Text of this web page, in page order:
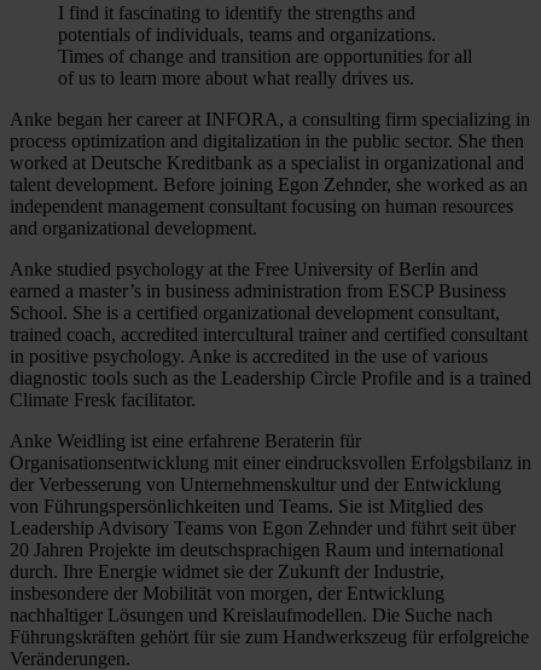
I find it fascinating to identify the strengths and
potentials of individuals, teams and organizations.
Times of change and transition are opportunities for all
of us to learn more about what really drives us.
Anke began her career at INFORA, a consulting firm specializing in
process optimization and digitalization in the public sector. She then
worked at Deutsche Kreditbank as a specialist in organizational and
talent development. Before joining Egon Zehnder, she worked as an
independent management consultant focusing on human resources
and organizational development.
Anke studied psychology at the Free University of Berlin and
earned a master’s in business administration from ESCP Business
School. She is a certified organizational development consultant,
trained coach, accredited intercultural trainer and certified consultant
in positive psychology. Anke is accredited in the use of various
diagnostic tools such as the Leadership Circle Profile and is a trained
Climate Fresk facilitator.
Anke Weidling ist eine erfahrene Beraterin für
Organisationsentwicklung mit einer eindrucksvollen Erfolgsbilanz in
der Verbesserung von Unternehmenskultur und der Entwicklung
von Führungspersönlichkeiten und Teams. Sie ist Mitglied des
Leadership Advisory Teams von Egon Zehnder und führt seit über
20 Jahren Projekte im deutschsprachigen Raum und international
durch. Ihre Energie widmet sie der Zukunft der Industrie,
insbesondere der Mobilität von morgen, der Entwicklung
nachhaltiger Lösungen und Kreislaufmodellen. Die Suche nach
Führungskräften gehört für sie zum Handwerkszeug für erfolgreiche
Veränderungen.